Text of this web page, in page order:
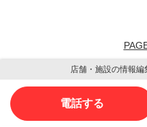
店舗・施設の情報
電話する